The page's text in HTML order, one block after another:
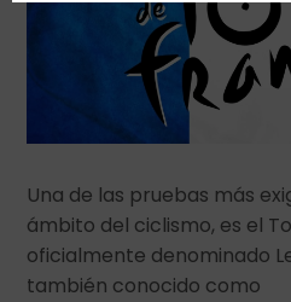
Una de las pruebas más
ámbito del ciclismo, es el
oficialmente denominado
también conocido como